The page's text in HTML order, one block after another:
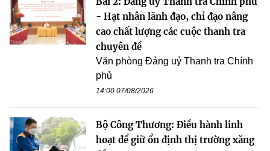
- Hạt nhân lãnh đạo, chỉ đạo nâng
cao chất lượng các cuộc thanh tra
chuyên đề
Văn phòng Đảng uỷ Thanh tra Chính
phủ
14:00 07/08/2026
Bộ Công Thương: Điều hành linh
hoạt để giữ ổn định thị trường xăng